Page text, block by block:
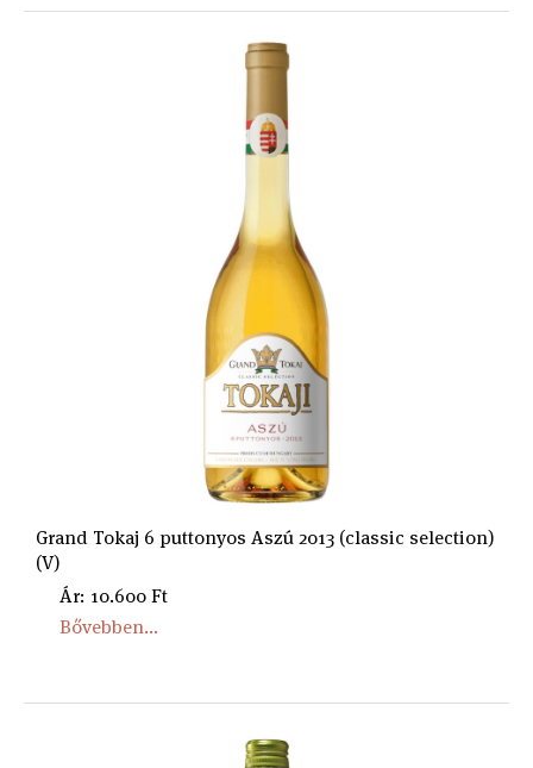
Grand Tokaj 6 puttonyos Aszú 2013 (classic selection)
(V)
Ár: 10.600 Ft
Bővebben...